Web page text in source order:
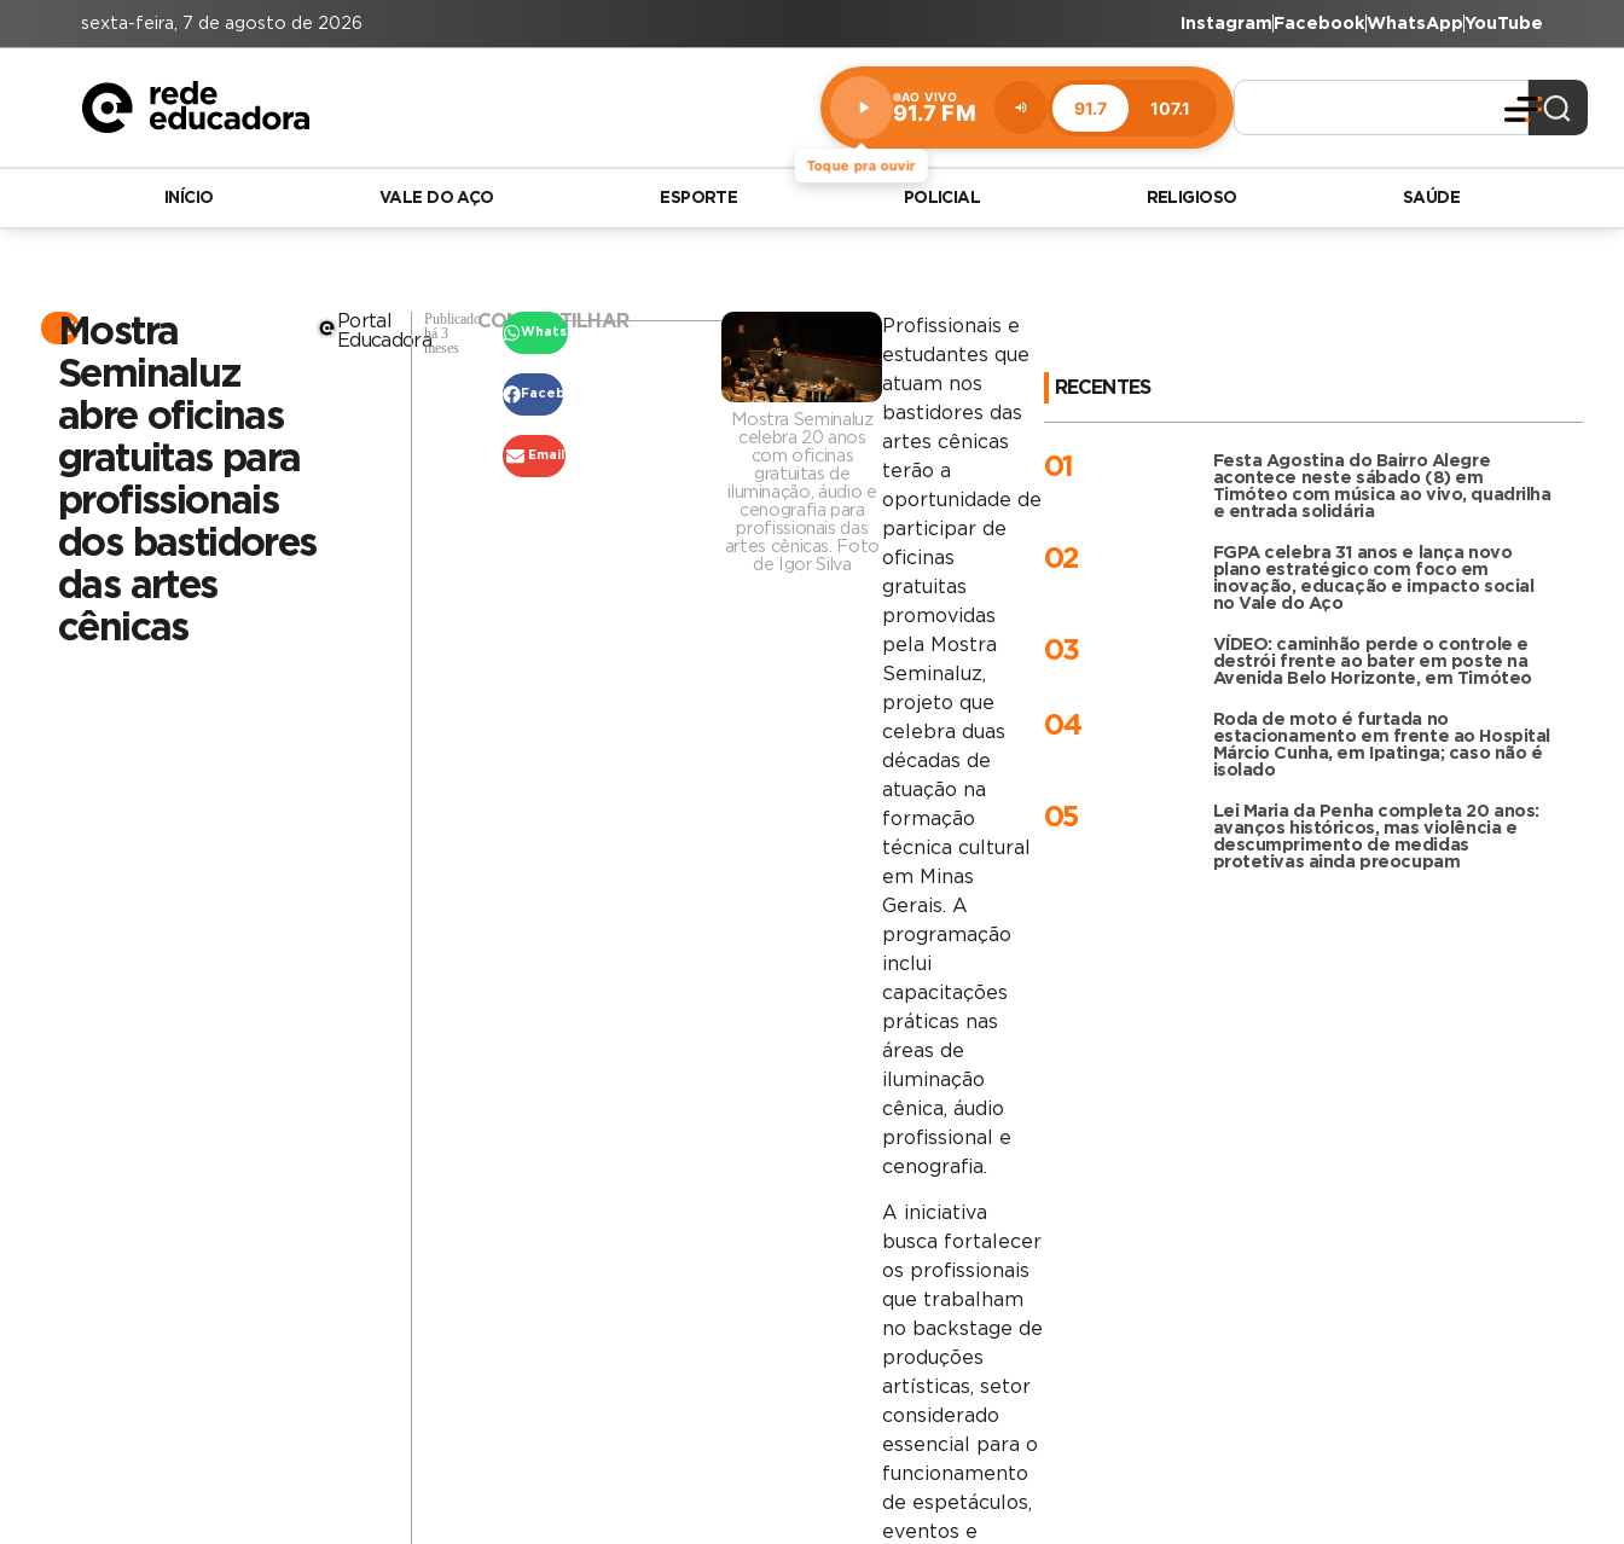
sexta-feira, 7 de agosto de 2026 Instagram FacebookWhatsAppYouTube
Toque pra ouvir
AO VIVO
91.7 FM 91.7 107.1
Estação:
91.7
FM
INÍCIO VALE DO AÇO ESPORTE POLICIAL RELIGIOSO SAÚDE
Cultura
Mostra
Seminaluz
abre oficinas
gratuitas para
profissionais
dos bastidores
das artes
cênicas
Portal
Educadora
Publicado
há 3
meses
COMPARTILHAR
WhatsApp
Facebook
Email
Mostra Seminaluz
celebra 20 anos
com oficinas
gratuitas de
iluminação, áudio e
cenografia para
profissionais das
artes cênicas. Foto
de Igor Silva
Profissionais e
estudantes que
atuam nos
bastidores das
artes cênicas
terão a
oportunidade de
participar de
oficinas
gratuitas
promovidas
pela Mostra
Seminaluz,
projeto que
celebra duas
décadas de
atuação na
formação
técnica cultural
em Minas
Gerais. A
programação
inclui
capacitações
práticas nas
áreas de
iluminação
cênica, áudio
profissional e
cenografia.
A iniciativa
busca fortalecer
os profissionais
que trabalham
no backstage de
produções
artísticas, setor
considerado
essencial para o
funcionamento
de espetáculos,
eventos e
RECENTES
01
Festa Agostina do Bairro Alegre
acontece neste sábado (8) em
Timóteo com música ao vivo, quadrilha
e entrada solidária
02
FGPA celebra 31 anos e lança novo
plano estratégico com foco em
inovação, educação e impacto social
no Vale do Aço
03
VÍDEO: caminhão perde o controle e
destrói frente ao bater em poste na
Avenida Belo Horizonte, em Timóteo
04
Roda de moto é furtada no
estacionamento em frente ao Hospital
Márcio Cunha, em Ipatinga; caso não é
isolado
05
Lei Maria da Penha completa 20 anos:
avanços históricos, mas violência e
descumprimento de medidas
protetivas ainda preocupam